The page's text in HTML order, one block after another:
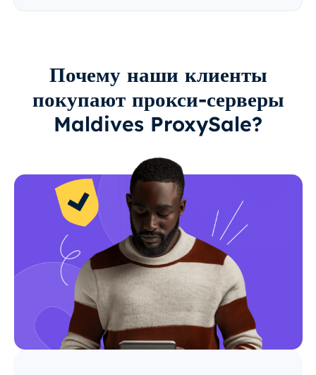
Почему наши клиенты
покупают прокси-серверы
Maldives ProxySale?